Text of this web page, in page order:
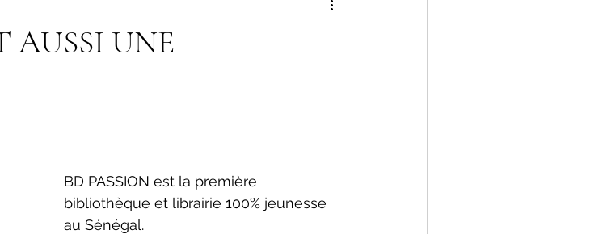
AUSSI UNE
BD PASSION est la première
bibliothèque et librairie 100% jeunesse
au Sénégal.